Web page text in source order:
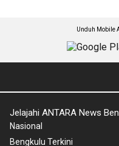
Unduh Mobile
Jelajahi ANTARA News
Nasional
Bengkulu Terkini